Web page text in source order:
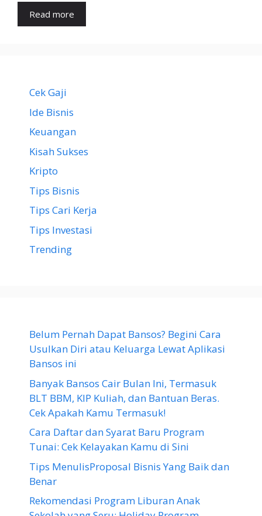
Read more
Cek Gaji
Ide Bisnis
Keuangan
Kisah Sukses
Kripto
Tips Bisnis
Tips Cari Kerja
Tips Investasi
Trending
Belum Pernah Dapat Bansos? Begini Cara
Usulkan Diri atau Keluarga Lewat Aplikasi
Bansos ini
Banyak Bansos Cair Bulan Ini, Termasuk
BLT BBM, KIP Kuliah, dan Bantuan Beras.
Cek Apakah Kamu Termasuk!
Cara Daftar dan Syarat Baru Program
Tunai: Cek Kelayakan Kamu di Sini
Tips MenulisProposal Bisnis Yang Baik dan
Benar
Rekomendasi Program Liburan Anak